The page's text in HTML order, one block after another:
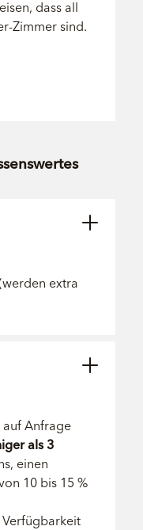
dass all
Zimmer sind.
extra
auf Anfrage
als 3
einen
10 bis 15 %